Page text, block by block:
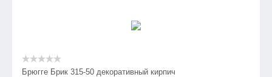
Брюгге Брик 315-50 декоративный кирпич